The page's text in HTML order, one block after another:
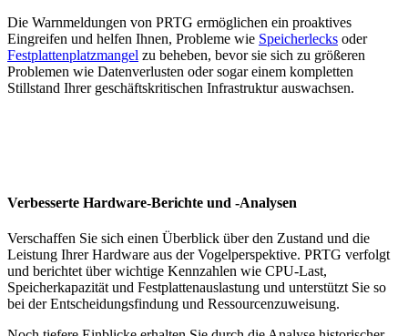
Die Warnmeldungen von PRTG ermöglichen ein proaktives
Eingreifen und helfen Ihnen, Probleme wie Speicherlecks oder
Festplattenplatzmangel zu beheben, bevor sie sich zu größeren
Problemen wie Datenverlusten oder sogar einem kompletten
Stillstand Ihrer geschäftskritischen Infrastruktur auswachsen.
Verbesserte Hardware-Berichte und -Analysen
Verschaffen Sie sich einen Überblick über den Zustand und die
Leistung Ihrer Hardware aus der Vogelperspektive. PRTG verfolgt
und berichtet über wichtige Kennzahlen wie CPU-Last,
Speicherkapazität und Festplattenauslastung und unterstützt Sie so
bei der Entscheidungsfindung und Ressourcenzuweisung.